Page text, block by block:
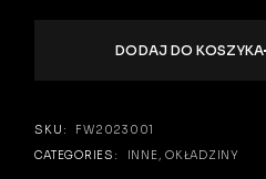
DODAJ DO KOSZYKA
SKU:
FW2023001
CATEGORIES:
INNE,OKŁADZINY